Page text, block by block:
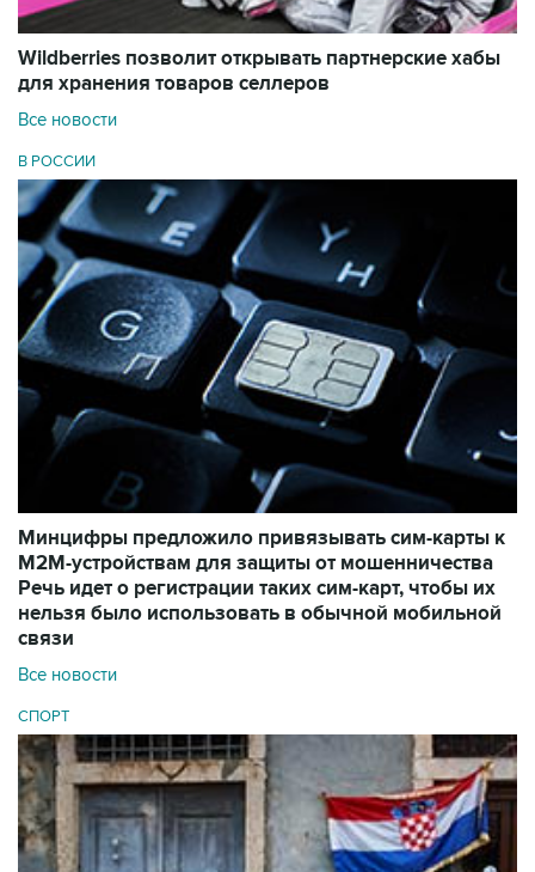
Wildberries позволит открывать партнерские хабы
для хранения товаров селлеров
Все новости
В РОССИИ
Минцифры предложило привязывать сим-карты к
M2M-устройствам для защиты от мошенничества
Речь идет о регистрации таких сим-карт, чтобы их
нельзя было использовать в обычной мобильной
связи
Все новости
СПОРТ